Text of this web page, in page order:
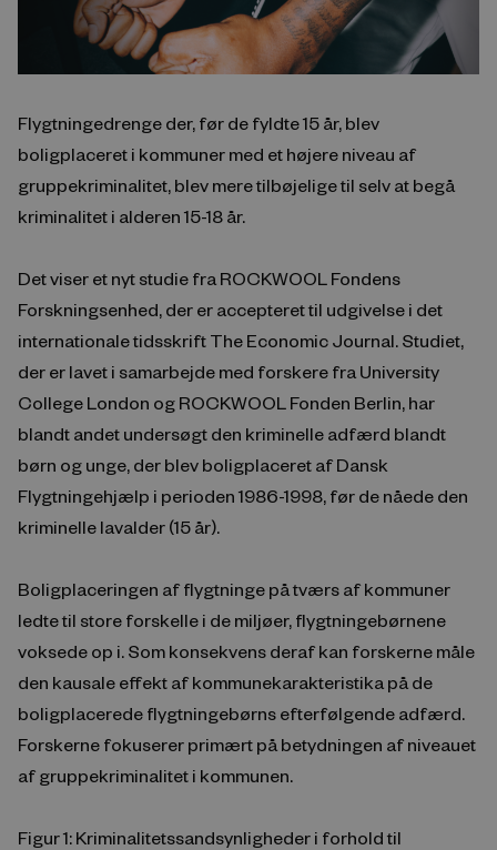
Flygtningedrenge der, før de fyldte 15 år, blev
boligplaceret i kommuner med et højere niveau af
gruppekriminalitet, blev mere tilbøjelige til selv at begå
kriminalitet i alderen 15-18 år.
Det viser et nyt studie fra ROCKWOOL Fondens
Forskningsenhed, der er accepteret til udgivelse i det
internationale tidsskrift The Economic Journal. Studiet,
der er lavet i samarbejde med forskere fra University
College London og ROCKWOOL Fonden Berlin, har
blandt andet undersøgt den kriminelle adfærd blandt
børn og unge, der blev boligplaceret af Dansk
Flygtningehjælp i perioden 1986-1998, før de nåede den
kriminelle lavalder (15 år).
Boligplaceringen af flygtninge på tværs af kommuner
ledte til store forskelle i de miljøer, flygtningebørnene
voksede op i. Som konsekvens deraf kan forskerne måle
den kausale effekt af kommunekarakteristika på de
boligplacerede flygtningebørns efterfølgende adfærd.
Forskerne fokuserer primært på betydningen af niveauet
af gruppekriminalitet i kommunen.
Figur 1: Kriminalitetssandsynligheder i forhold til